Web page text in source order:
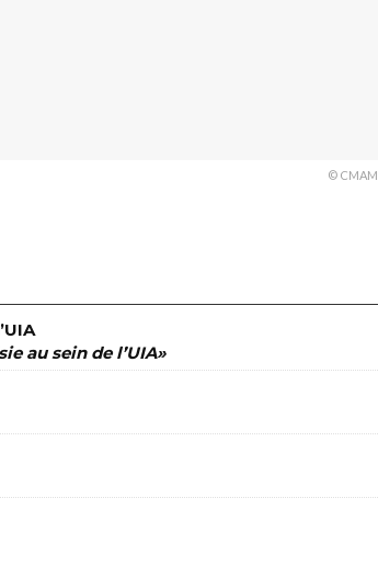
© CMAM
au sein de l’UIA»